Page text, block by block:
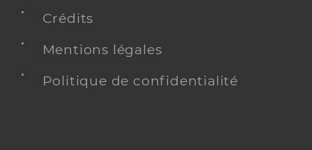
Crédits
Mentions légales
Politique de confidentialité